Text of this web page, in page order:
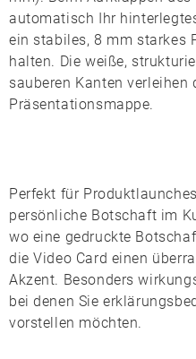
automatisch Ihr
ein stabiles, 8 mm starkes
halten. Die weiße,
sauberen Kanten verleihen
Präsentationsmappe.
Perfekt für
persönliche Botschaft im
wo eine gedruckte
die Video Card einen
Akzent. Besonders
bei denen Sie
vorstellen möchten.